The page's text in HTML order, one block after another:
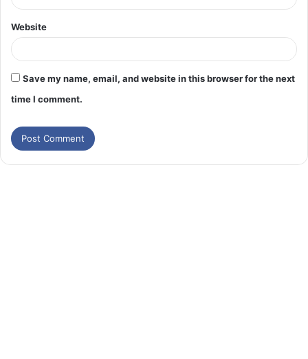
Website
Save my name, email, and website in this browser for the next
time I comment.